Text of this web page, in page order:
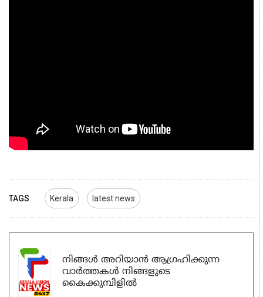
TAGS Kerala latest news
നിങ്ങൾ അറിയാൻ ആഗ്രഹിക്കുന്ന
വാർത്തകൾ നിങ്ങളുടെ
കൈക്കുമ്പിളിൽ